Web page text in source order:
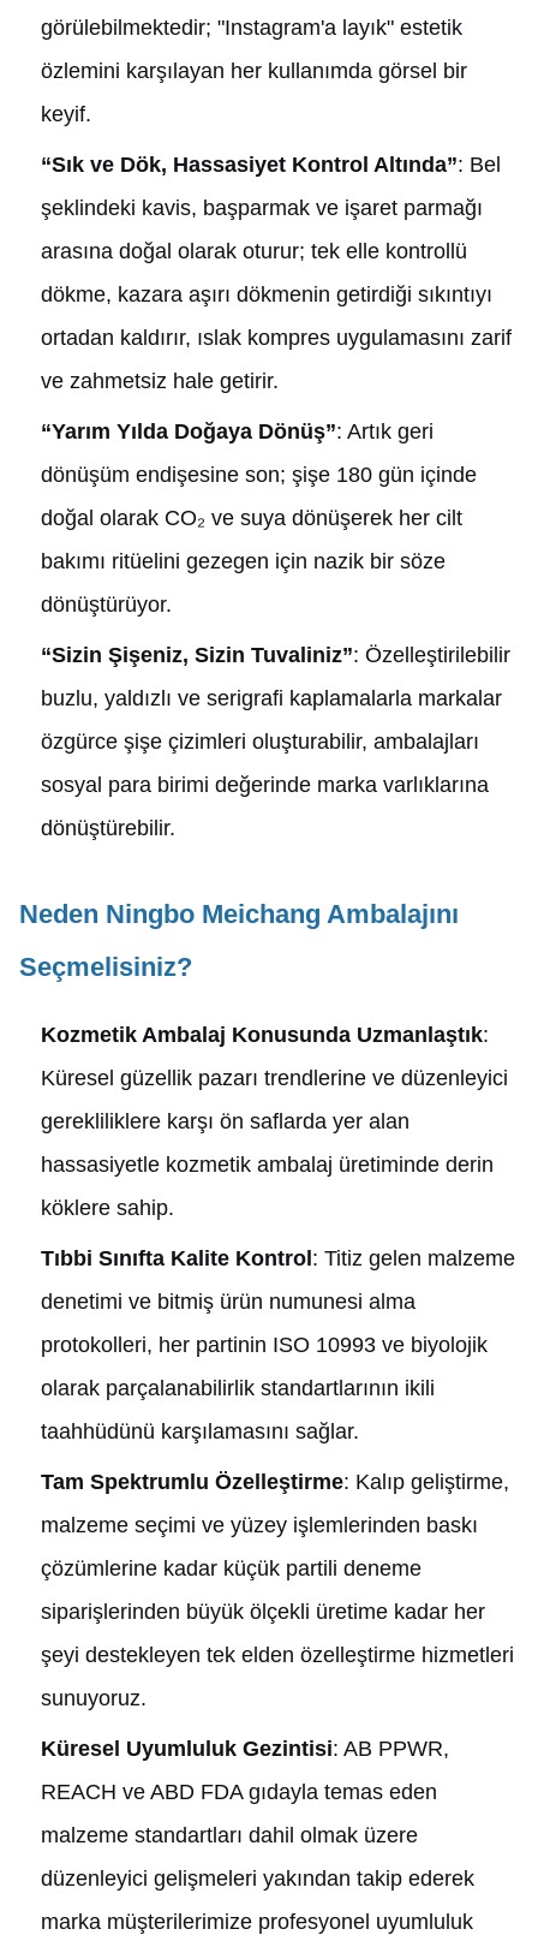
görülebilmektedir; "Instagram'a layık" estetik
özlemini karşılayan her kullanımda görsel bir
keyif.
“Sık ve Dök, Hassasiyet Kontrol Altında”: Bel
şeklindeki kavis, başparmak ve işaret parmağı
arasına doğal olarak oturur; tek elle kontrollü
dökme, kazara aşırı dökmenin getirdiği sıkıntıyı
ortadan kaldırır, ıslak kompres uygulamasını zarif
ve zahmetsiz hale getirir.
“Yarım Yılda Doğaya Dönüş”: Artık geri
dönüşüm endişesine son; şişe 180 gün içinde
doğal olarak CO₂ ve suya dönüşerek her cilt
bakımı ritüelini gezegen için nazik bir söze
dönüştürüyor.
“Sizin Şişeniz, Sizin Tuvaliniz”: Özelleştirilebilir
buzlu, yaldızlı ve serigrafi kaplamalarla markalar
özgürce şişe çizimleri oluşturabilir, ambalajları
sosyal para birimi değerinde marka varlıklarına
dönüştürebilir.
Neden Ningbo Meichang Ambalajını
Seçmelisiniz?
Kozmetik Ambalaj Konusunda Uzmanlaştık:
Küresel güzellik pazarı trendlerine ve düzenleyici
gerekliliklere karşı ön saflarda yer alan
hassasiyetle kozmetik ambalaj üretiminde derin
köklere sahip.
Tıbbi Sınıfta Kalite Kontrol: Titiz gelen malzeme
denetimi ve bitmiş ürün numunesi alma
protokolleri, her partinin ISO 10993 ve biyolojik
olarak parçalanabilirlik standartlarının ikili
taahhüdünü karşılamasını sağlar.
Tam Spektrumlu Özelleştirme: Kalıp geliştirme,
malzeme seçimi ve yüzey işlemlerinden baskı
çözümlerine kadar küçük partili deneme
siparişlerinden büyük ölçekli üretime kadar her
şeyi destekleyen tek elden özelleştirme hizmetleri
sunuyoruz.
Küresel Uyumluluk Gezintisi: AB PPWR,
REACH ve ABD FDA gıdayla temas eden
malzeme standartları dahil olmak üzere
düzenleyici gelişmeleri yakından takip ederek
marka müşterilerimize profesyonel uyumluluk